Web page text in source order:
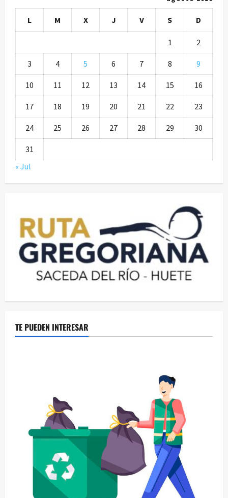
L M X J V S D
1 2
3 4 5 6 7 8 9
10 11 12 13 14 15 16
17 18 19 20 21 22 23
24 25 26 27 28 29 30
31
« Jul
TE PUEDEN INTERESAR